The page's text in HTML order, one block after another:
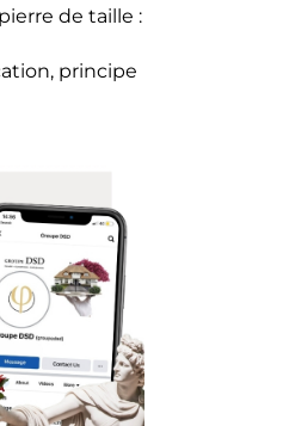
de taille :
principe